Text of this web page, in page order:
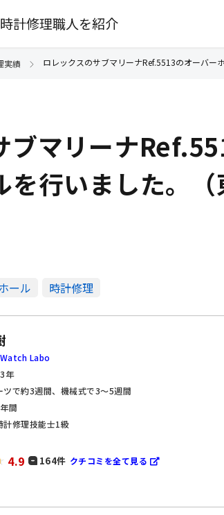
計修理職人を紹介
実績 ロレックスのサブマリーナRef.5513のオーバー
ブマリーナ
を行いました。（
ール 時計修理
Labo
年
ツで約3週間、機械式で3～5週間
間
計修理技能士1級
4.9 164件 クチコミを全て見る